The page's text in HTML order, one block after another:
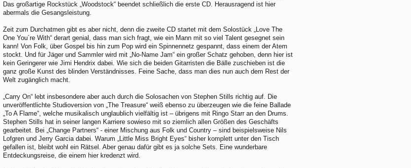
Das großartige Rockstück „Woodstock“ beendet schließlich die erste CD. Herausragend ist hier
abermals die Gesangsleistung.
Zeit zum Durchatmen gibt es aber nicht, denn die zweite CD startet mit dem Solostück „Love The
One You´re With“ derart genial, dass man sich fragt, wie ein Mann mit so viel Talent gesegnet sein
kann! Von Folk, über Gospel bis hin zum Pop wird ein Spinnennetz gespannt, dass einem der Atem
stockt. Und für Jäger und Sammler wird mit „No-Name Jam“ ein großer Schatz gehoben, denn hier ist
kein Geringerer wie Jimi Hendrix dabei. Wie sich die beiden Gitarristen die Bälle zuschieben ist die
ganz große Kunst des blinden Verständnisses. Feine Sache, dass man dies nun auch dem Rest der
Welt zugänglich macht.
„Carry On“ lebt insbesondere aber auch durch die Solosachen von Stephen Stills richtig auf. Die
unveröffentlichte Studioversion von „The Treasure“ weiß ebenso zu überzeugen wie die feine Ballade
„To A Flame“, welche musikalisch unglaublich vielfältig ist – übrigens mit Ringo Starr an den Drums.
Stephen Stills hat in seiner langen Karriere sowieso mit so ziemlich allen Größen des Geschäfts
gearbeitet. Bei „Change Partners“ - einer Mischung aus Folk und Country – sind beispielsweise Nils
Lofgren und Jerry Garcia dabei. Warum „Little Miss Bright Eyes“ bisher komplett unter den Tisch
gefallen ist, bleibt wohl ein Rätsel. Aber genau dafür gibt es ja solche Sets. Eine wunderbare
Entdeckungsreise, die einem hier kredenzt wird.